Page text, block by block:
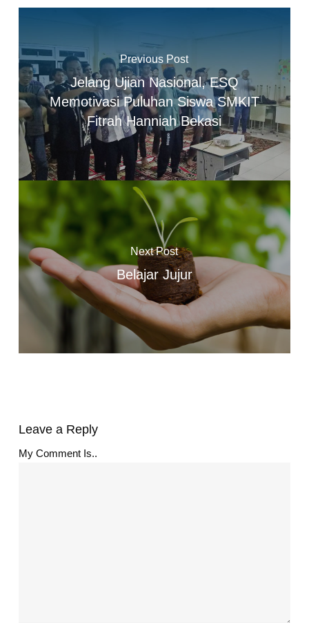
Previous Post
Jelang Ujian Nasional, ESQ
Memotivasi Puluhan Siswa SMKIT
Fitrah Hanniah Bekasi
Next Post
Belajar Jujur
Leave a Reply
My Comment Is..